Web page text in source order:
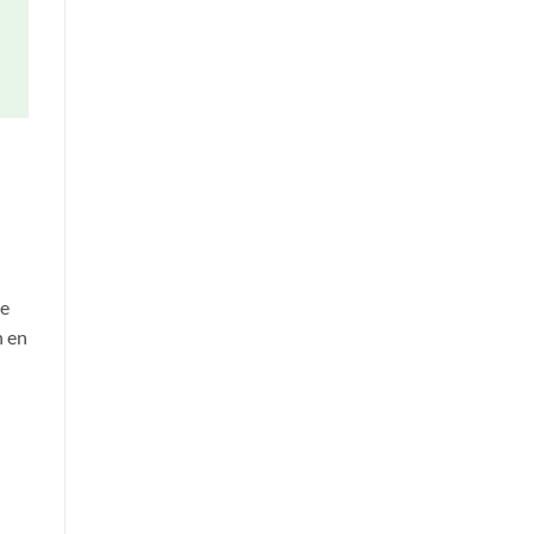
en